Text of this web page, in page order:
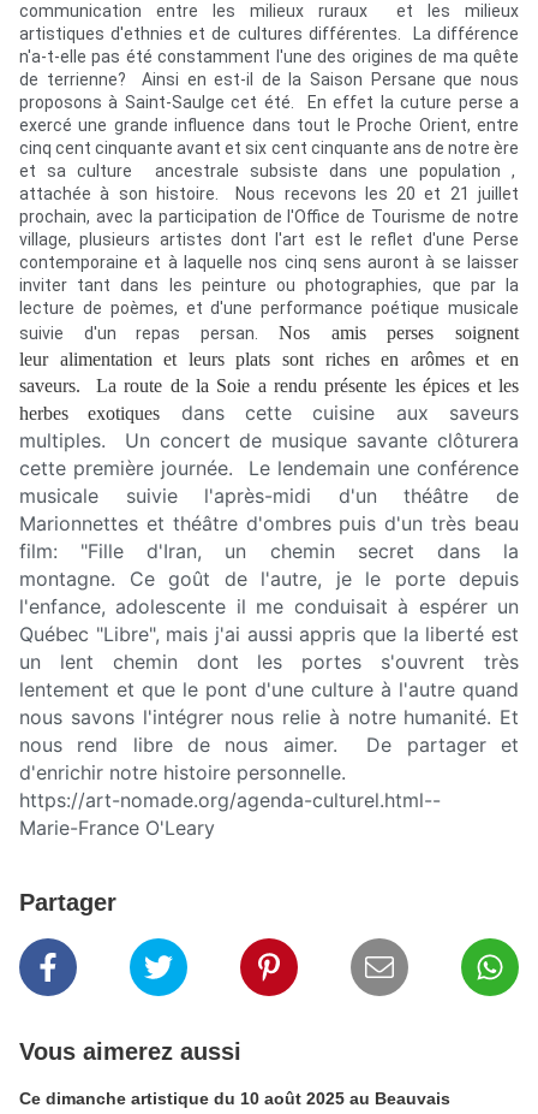
communication entre les milieux ruraux et les milieux
artistiques d'ethnies et de cultures différentes. La différence
n'a-t-elle pas été constamment l'une des origines de ma quête
de terrienne? Ainsi en est-il de la Saison Persane que nous
proposons à Saint-Saulge cet été. En effet la cuture perse a
exercé une grande influence dans tout le Proche Orient, entre
cinq cent cinquante avant et six cent cinquante ans de notre ère
et sa culture ancestrale subsiste dans une population ,
attachée à son histoire. Nous recevons les 20 et 21 juillet
prochain, avec la participation de l'Office de Tourisme de notre
village, plusieurs artistes dont l'art est le reflet d'une Perse
contemporaine et à laquelle nos cinq sens auront à se laisser
inviter tant dans les peinture ou photographies, que par la
lecture de poèmes, et d'une performance poétique musicale
suivie d'un repas persan.
Nos amis perses soignent
leur alimentation et leurs plats sont riches en arômes et en
saveurs. La route de la Soie a rendu présente les épices et les
herbes exotiques
dans cette cuisine aux saveurs
multiples. Un concert de musique savante clôturera
cette première journée. Le lendemain une conférence
musicale suivie l'après-midi d'un théâtre de
Marionnettes et théâtre d'ombres puis d'un très beau
film: "Fille d'Iran, un chemin secret dans la
montagne. Ce goût de l'autre, je le porte depuis
l'enfance, adolescente il me conduisait à espérer un
Québec "Libre", mais j'ai aussi appris que la liberté est
un lent chemin dont les portes s'ouvrent très
lentement et que le pont d'une culture à l'autre quand
nous savons l'intégrer nous relie à notre humanité. Et
nous rend libre de nous aimer. De partager et
d'enrichir notre histoire personnelle.
https://art-nomade.org/agenda-culturel.html--
Marie-France O'Leary
Partager
Vous aimerez aussi
Ce dimanche artistique du 10 août 2025 au Beauvais